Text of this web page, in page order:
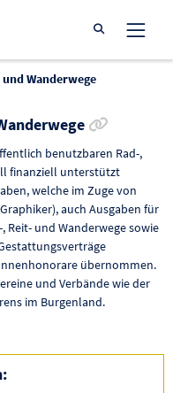
Suche öffnen
Wanderwege
benutzbaren Rad-,
finanziell unterstützt
welche im Zuge von
auch Ausgaben für
und Wanderwege sowie
übernommen.
und Verbände wie der
im Burgenland.